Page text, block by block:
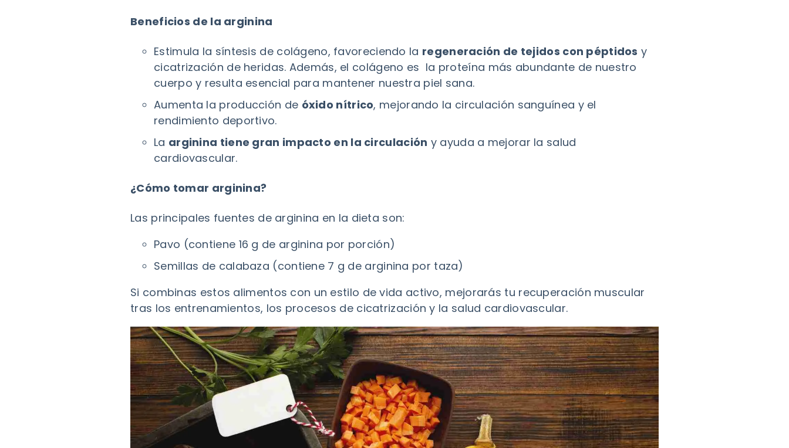
Beneficios de la arginina
Estimula la síntesis de colágeno, favoreciendo la regeneración de tejidos con péptidos y
cicatrización de heridas. Además, el colágeno es la proteína más abundante de nuestro
cuerpo y resulta esencial para mantener nuestra piel sana.
Aumenta la producción de óxido nítrico, mejorando la circulación sanguínea y el
rendimiento deportivo.
La arginina tiene gran impacto en la circulación y ayuda a mejorar la salud
cardiovascular.
¿Cómo tomar arginina?
Las principales fuentes de arginina en la dieta son:
Pavo (contiene 16 g de arginina por porción)
Semillas de calabaza (contiene 7 g de arginina por taza)
Si combinas estos alimentos con un estilo de vida activo, mejorarás tu recuperación muscular
tras los entrenamientos, los procesos de cicatrización y la salud cardiovascular.